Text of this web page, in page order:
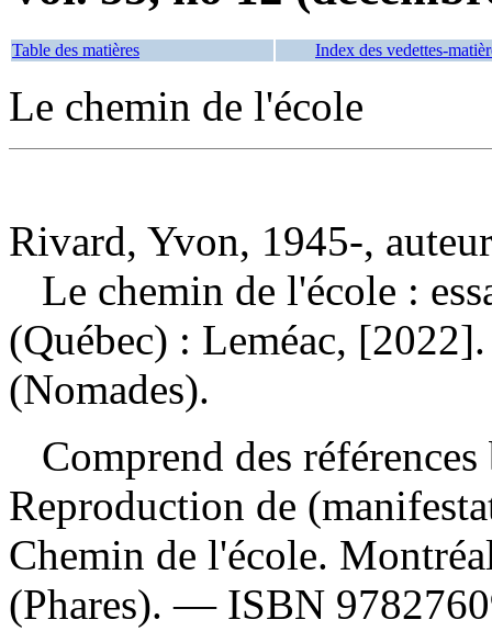
Table des matières Index des vedettes-
Le chemin de l'école
Rivard, Yvon, 1945-, auteur
Le chemin de l'école :
(Québec) : Leméac,
(Nomades).
Comprend des
Reproduction de
Chemin de l'école.
(Phares). — ISBN